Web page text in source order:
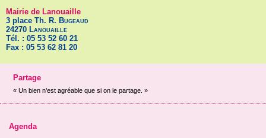
Mairie de Lanouaille
3 place Th. R. Bugeaud
24270 Lanouaille
Tél. : 05 53 52 60 21
Fax : 05 53 62 81 20
Partage
« Un bien n’est agréable que si on le partage. »
Agenda